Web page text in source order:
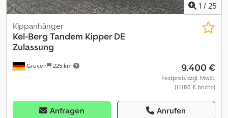
1 / 25
Greven 225 km
Kippanhänger
Kel-Berg Tandem Kipper DE
Zulassung
9.400 €
Festpreis zzgl. MwSt.
(11.186 € brutto)
Anfragen Anrufen